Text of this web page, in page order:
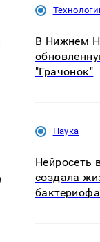
В Нижнем
"Грачонок"
Наука
Нейросеть
создала